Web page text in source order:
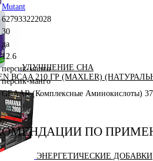
УЛУЧШЕНИЕ СНА
BCAA 210 ГР (MAXLER)
ЭНЕРГЕТИЧЕСКИЕ ДОБАВКИ
Mutant
627933222028
30
да
12.6
персик-манго
персик-манго
GEAAR (Комплексные Аминокислоты)
ПО